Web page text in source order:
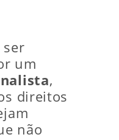
ser
um
,
direitos
não